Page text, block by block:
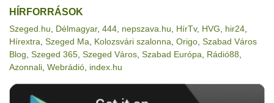
HÍRFORRÁSOK
Szeged.hu Délmagyar, 444 nepszava.hu HírTv, HVG hir24
Hírextra Szeged Ma Kolozsvári szalonna Origo Szabad Város
Blog Szeged 365 Szeged Város Szabad Európa Rádió88
Azonnali Webrádió index.hu